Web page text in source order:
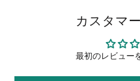
カスタマ
最初のレビュー